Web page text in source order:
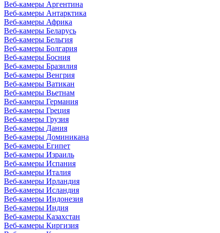
Веб-камеры Аргентина
Веб-камеры Антарктика
Веб-камеры Африка
Веб-камеры Беларусь
Веб-камеры Бельгия
Веб-камеры Болгария
Веб-камеры Босния
Веб-камеры Бразилия
Веб-камеры Венгрия
Веб-камеры Ватикан
Веб-камеры Вьетнам
Веб-камеры Германия
Веб-камеры Греция
Веб-камеры Грузия
Веб-камеры Дания
Веб-камеры Доминикана
Веб-камеры Египет
Веб-камеры Израиль
Веб-камеры Испания
Веб-камеры Италия
Веб-камеры Ирландия
Веб-камеры Исландия
Веб-камеры Индонезия
Веб-камеры Индия
Веб-камеры Казахстан
Веб-камеры Киргизия